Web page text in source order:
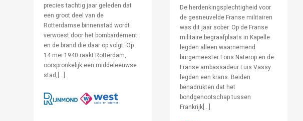
precies tachtig jaar geleden dat
een groot deel van de
Rotterdamse binnenstad wordt
verwoest door het bombardement
en de brand die daar op volgt. Op
14 mei 1940 raakt Rotterdam,
oorspronkelijk een middeleeuwse
stad,[…]
De herdenkingsplechtigheid voor
de gesneuvelde Franse militairen
was dit jaar sober. Op de Franse
militaire begraafplaats in Kapelle
legden alleen waarnemend
burgemeester Fons Naterop en de
Franse ambassadeur Luis Vassy
legden een krans. Beiden
benadrukten dat het
bondgenootschap tussen
Frankrijk[…]